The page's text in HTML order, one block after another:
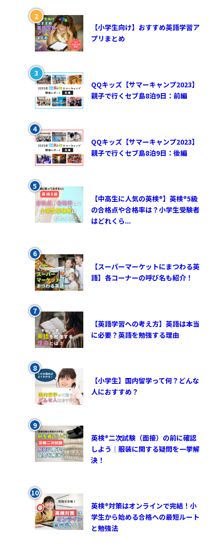
【小学生向け】おすすめ英語学習ア
プリまとめ
QQキッズ【サマーキャンプ2023】
親子で行くセブ島8泊9日：前編
QQキッズ【サマーキャンプ2023】
親子で行くセブ島8泊9日：後編
【中高生に人気の英検®︎】英検®︎5級
の合格点や合格率は？小学生受験者
はどれくら...
【スーパーマーケットにまつわる英
語】各コーナーの呼び名も紹介！
【英語学習への考え方】英語は本当
に必要？英語を勉強する理由
【小学生】国内留学って何？どんな
人におすすめ？
英検®︎二次試験（面接）の前に確認
しよう｜服装に関する疑問を一挙解
決！
英検®対策はオンラインで完結！小
学生から始める合格への最短ルート
と勉強法